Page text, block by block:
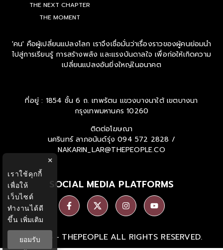
THE NEXT CHAPTER
THE MOMENT
'คน' คือผู้เปลี่ยนแปลงโลก เราจึงเชื่อมั่นว่าเรื่องราวของผู้คนย่อมนำ
ไปสู่การเรียนรู้ การสร้างพลัง และแรงบันดาลใจ เพื่อก่อให้เกิดความ
เปลี่ยนแปลงอันยิ่งใหญ่ในอนาคต
ที่อยู่ : 1854 ชั้น 6 ถ. เทพรัตน แขวงบางนาใต้ เขตบางนา
กรุงเทพมหานคร 10260
ติดต่อโฆษณา
นครินทร์ ลาภอนันด์รุ่ง 094 572 2828 /
NAKARIN_LAR@THEPEOPLE.CO
SOCIAL MEDIA PLATFORMS
Ⓒ 2026 - THEPEOPLE ALL RIGHTS RESERVED.
×
เราใช้คุกกี้
เพื่อให้
เว็บไซต์
ทำงานได้ดี
ขึ้น เพิ่มเติม
ยอมรับ